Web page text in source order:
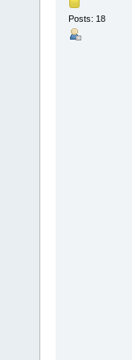
Posts: 18